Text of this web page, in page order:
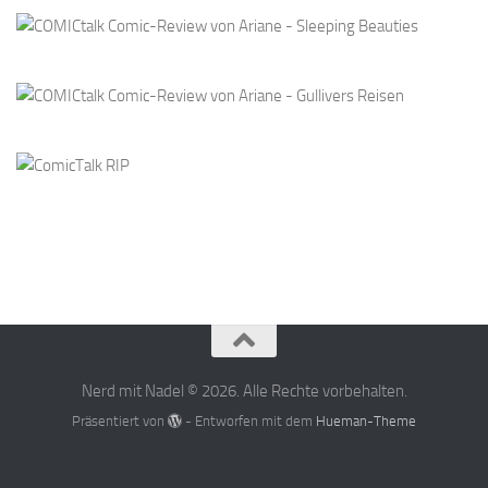
Nerd mit Nadel © 2026. Alle Rechte vorbehalten.
Präsentiert von - Entworfen mit dem Hueman-Theme